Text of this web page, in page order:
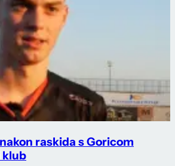
raskida s Goricom
klub